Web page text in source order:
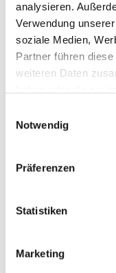
analysieren.
Verwendung
soziale Medien,
Partner führen
weiteren Daten
Notwendig
Präferenzen
Statistiken
Marketing
vibrations- und
komplett
einfacher
runde